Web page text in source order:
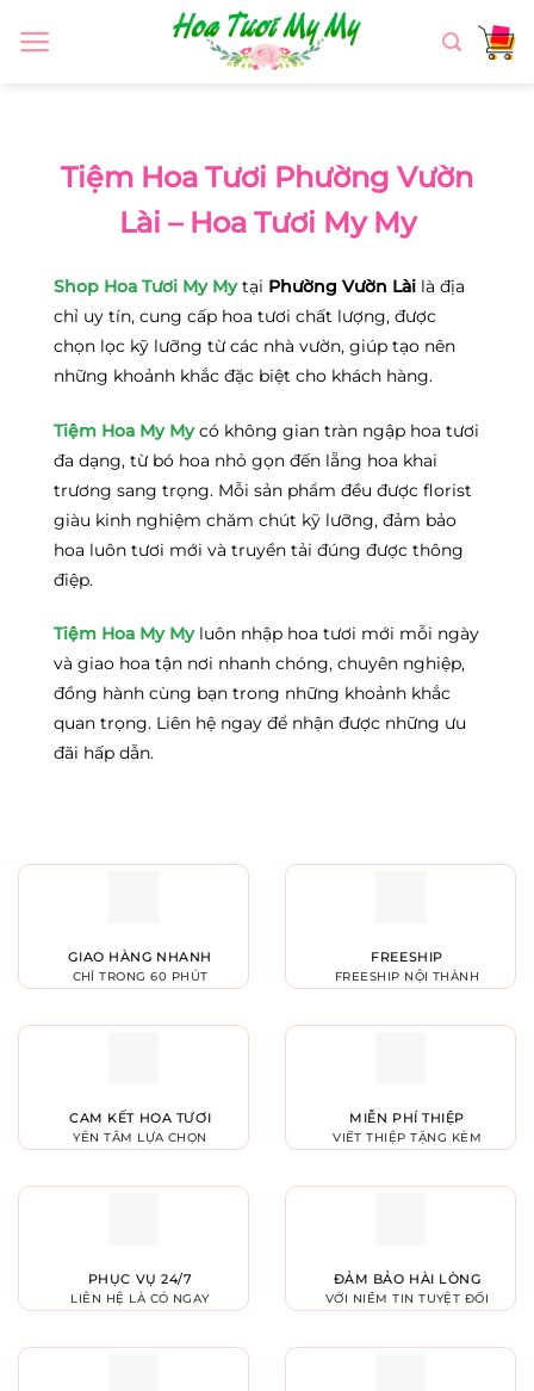
đến
Tiệm Hoa Tươi Phường Vườn
Lài – Hoa Tươi My My
Shop Hoa Tươi My Mytại Phường Vườn Lài là địa
chỉ uy tín, cung cấp hoa tươi chất lượng, được
chọn lọc kỹ lưỡng từ các nhà vườn, giúp tạo nên
những khoảnh khắc đặc biệt cho khách hàng.
Tiệm Hoa My My có không gian tràn ngập hoa tươi
đa dạng, từ bó hoa nhỏ gọn đến lẵng hoa khai
trương sang trọng. Mỗi sản phẩm đều được florist
giàu kinh nghiệm chăm chút kỹ lưỡng, đảm bảo
hoa luôn tươi mới và truyền tải đúng được thông
điệp.
Tiệm Hoa My Myluôn nhập hoa tươi mới mỗi ngày
và giao hoa tận nơi nhanh chóng, chuyên nghiệp,
đồng hành cùng bạn trong những khoảnh khắc
quan trọng. Liên hệ ngay để nhận được những ưu
đãi hấp dẫn.
GIAO HÀNG NHANH
CHỈ TRONG 60 PHÚT
FREESHIP
FREESHIP NỘI THÀNH
CAM KẾT HOA TƯƠI
YÊN TÂM LỰA CHỌN
MIỄN PHÍ THIỆP
VIẾT THIỆP TẶNG KÈM
PHỤC VỤ 24/7
LIÊN HỆ LÀ CÓ NGAY
ĐẢM BẢO HÀI LÒNG
VỚI NIỀM TIN TUYỆT ĐỐI